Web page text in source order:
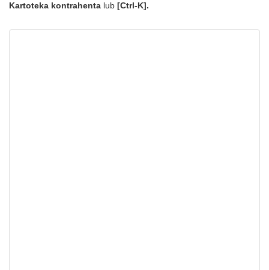
Kartoteka kontrahenta lub [Ctrl-K].